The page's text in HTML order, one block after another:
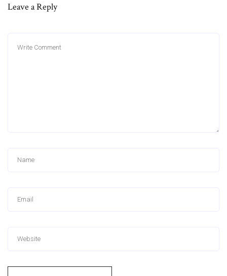
Leave a Reply